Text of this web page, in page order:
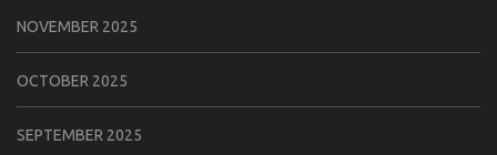
NOVEMBER 2025
OCTOBER 2025
SEPTEMBER 2025